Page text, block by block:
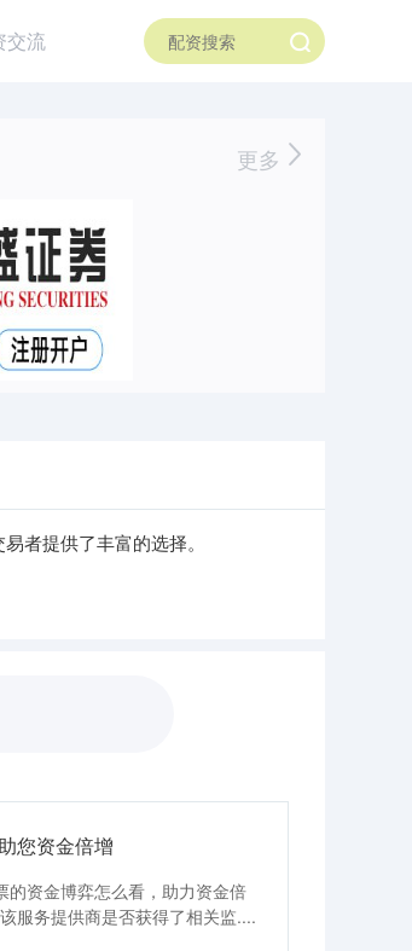
交流
更多
者提供了丰富的选择。
您资金倍增
的资金博弈怎么看，助力资金倍
服务提供商是否获得了相关监....